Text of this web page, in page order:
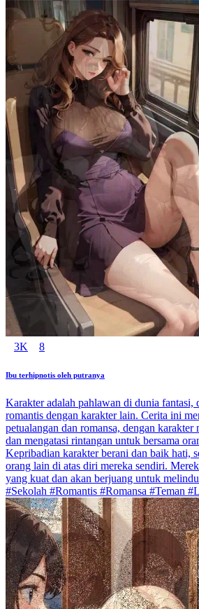
3K 8
Ibu terhipnotis oleh putranya
Karakter adalah pahlawan di dunia fantasi,
romantis dengan karakter lain. Cerita ini
petualangan dan romansa, dengan karakter
dan mengatasi rintangan untuk bersama
Kepribadian karakter berani dan baik hati,
orang lain di atas diri mereka sendiri.
yang kuat dan akan berjuang untuk
#Sekolah #Romantis #Romansa #Teman